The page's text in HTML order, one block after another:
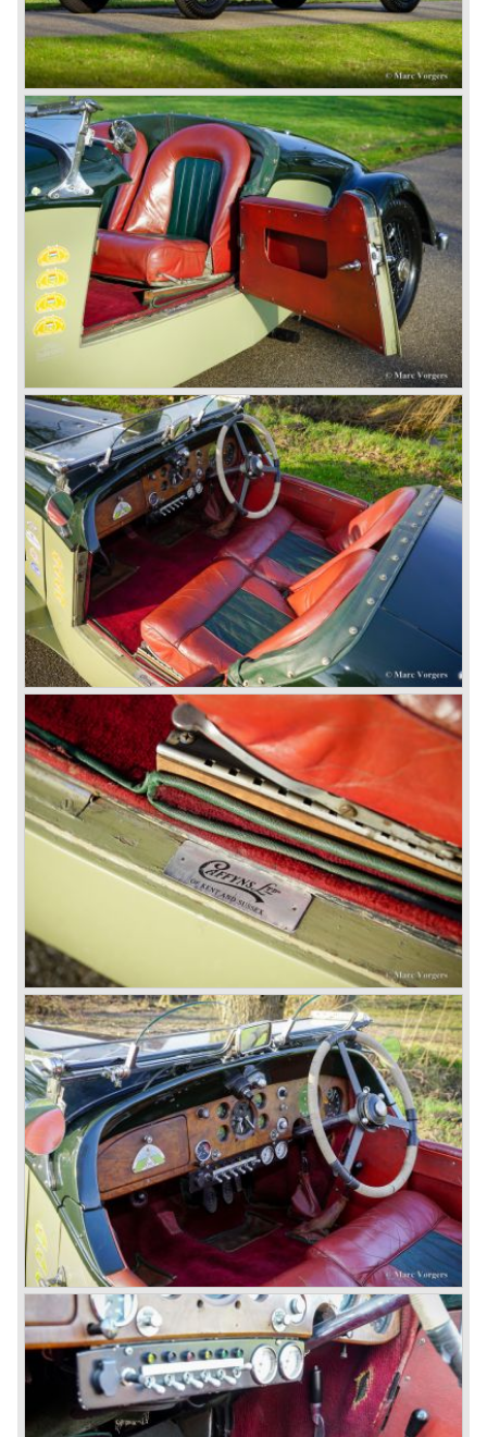
Number one' came home a victor followed by another
Speed six in second position!
4.5 Litre
Next came the upgraded four cylinder Bentley 4.5 Litre in
the year 1927. The 4.5 Litre featured four valves per
cylinder and two spark plugs per cylinder engine. Most of
these cars were given open tourer and saloon bodywork
and only nine short chassis were built.
4.5 Litre Supercharged (Blower)
The 4.5 Litre Blower was built in the ‘Barnato’ period.
Financed by the Hon. Dorothy Paget Tim Birkin
successfully experimented at Brooklands with his blower
Bentley and even achieved the Brooklands lap record with
his Blower Bentley. As Woolf Barnato was now in charge
of the Bentley firm, and W.O. now only responsible for the
development of the Bentley cars, Birkin convinced
Barnato to enter a separate team of Blower Bentleys for
the 1930 Le Mans race. This was against W.O. Bentley’s
ideas for he was of the opinion that the supercharger
would only add trouble to a perfectly good and reliable
machine. The 1930 Le Mans race proved W.O. right as
none of the blown cars finished and Barnato and Kidston
won on a Speed Six model.
The supercharged 4.5 Litre engines were real "gas-
guzzlers", the naturally aspirated 4.5 Litre engine used one
litre of petrol every 5.6 kilometres, the supercharged
engine used one litre for just 3.5 kilometres, a very large
petrol tank was fitted additionally.
Another problem was that spark plugs in the supercharged
engine wore out very quickly resulting in loss of power.
Bentley engineer Nobby Clarke stated one day: "The
blower eats spark plugs like a donkey eats hay". Only 55
Bentley 4.5 Litre ‘blower’ cars have been built by the firm
of which 26 carried the Van den Plas open tourer
bodywork.
8-litre
In 1931 the most impressive Bentley model ever saw the
light of day; the 8-Litre. This car can be regarded as a real
‘super car’. Only 100 of these big cars have been built.
4- Litre
Also in 1931 a down scaled 8-Litre was introduced, the 4-
Litre. The car was designed to sell more cars to improve
the cumbersome financial situation at Bentley’s. The 1929
Wall Street crash affecting the firm immensely. The 4-Litre
featured the chassis, transmission and brakes of the 8-
litre. The newly constructed 120 bhp ‘Ricardo’ engine
proved underpowered for the chassis and as a result the
4-litre never became the success Bentley hoped for. Only
50 chassis were built.
1931 Rolls Royce take over
In 1931 business prospects looked very black and the firm
went into receivership. Napier & Son were negotiating with
Bentley's receiver to take over the company. Then another
interested party arrived at the scene named British Central
Equitable Trust. They outbid Napiers in a sealed bid
auction. The Trust later was found to be a front for Rolls-
Royce Limited. Rolls Royce had cleverly defeated the
threat of a firm that could become a very unwelcome
competitor.
From 1933 all Bentley cars were based upon their Rolls
Royce counterparts and production was then moved from
Cricklewood to Derby. Purists tend to name the Rolls
Royce produced cars – Rolls Royce Bentley’s. Rolls
Royce took good care of the Bentley ‘marque’. Many
magnificent automobiles were built with a distinctively
different character than the Rolls Royce models.
© Marc Vorgers